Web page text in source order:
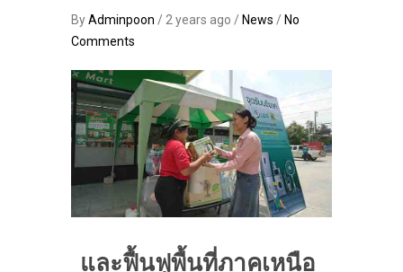
ByAdminpoon / 2 years ago / News / No
Comments
และฟื้นฟูพื้นที่ภาคเหนือ